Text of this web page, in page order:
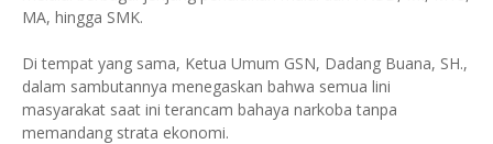
MA, hingga SMK.
Di tempat yang sama, Ketua Umum GSN, Dadang Buana, SH.,
dalam sambutannya menegaskan bahwa semua lini
masyarakat saat ini terancam bahaya narkoba tanpa
memandang strata ekonomi.